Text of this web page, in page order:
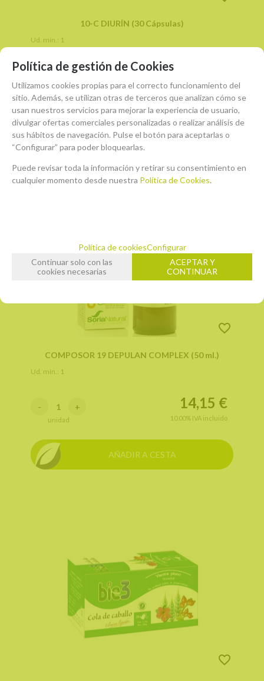
10-C DIURÍN (30 Cápsulas)
Ud. mín.: 1
10.00%IVA incluido
+
unidad
AÑADIR A CESTA
COMPOSOR 19 DEPULAN COMPLEX (50 ml.)
Ud. mín.: 1
14,15 €
10.00% IVA incluido
- +
unidad
AÑADIR A CESTA
Política de gestión de Cookies
Utilizamos cookies propias para el correcto funcionamiento del
sitio. Además, se utilizan otras de terceros que analizan cómo se
usan nuestros servicios para mejorar la experiencia de usuario,
divulgar ofertas comerciales personalizadas o realizar análisis de
sus hábitos de navegación. Pulse el botón para aceptarlas o
“Configurar” para poder bloquearlas.
Puede revisar toda la información y retirar su consentimiento en
cualquier momento desde nuestra Política de Cookies.
Política de cookiesConfigurar
Continuar solo con las
cookies necesarias
ACEPTAR Y
CONTINUAR